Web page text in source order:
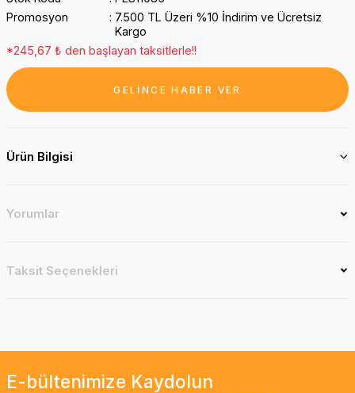
Promosyon
7.500 TL Üzeri %10 İndirim ve Ücretsiz
Kargo
*245,67 ₺ den başlayan taksitlerle!!
GELİNCE HABER VER
Ürün Bilgisi
Yorumlar
Taksit Seçenekleri
E-bültenimize Kaydolun